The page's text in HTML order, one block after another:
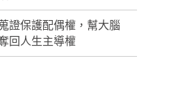
證保護配偶權，幫大腦
回人生主導權